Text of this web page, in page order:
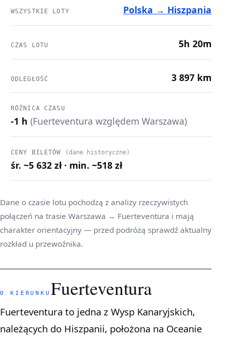
WSZYSTKIE LOTY Polska → Hiszpania
CZAS LOTU 5h 20m
ODLEGŁOŚĆ 3 897 km
RÓŻNICA CZASU
-1 h (Fuerteventura względem Warszawa)
CENY BILETÓW (dane historyczne)
śr. ~5 632 zł · min. ~518 zł
Dane o czasie lotu pochodzą z analizy rzeczywistych
połączeń na trasie Warszawa → Fuerteventura i mają
charakter orientacyjny — przed podróżą sprawdź aktualny
rozkład u przewoźnika.
O KIERUNKU Fuerteventura
Fuerteventura to jedna z Wysp Kanaryjskich,
należących do Hiszpanii, położona na Oceanie